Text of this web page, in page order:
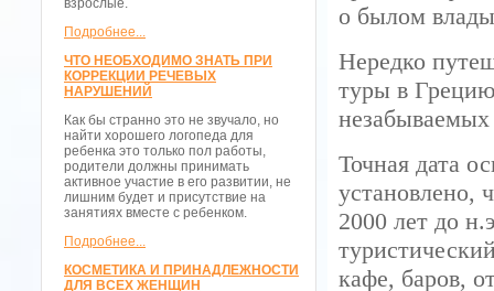
взрослые.
Подробнее...
ЧТО НЕОБХОДИМО ЗНАТЬ ПРИ
КОРРЕКЦИИ РЕЧЕВЫХ
НАРУШЕНИЙ
Как бы странно это не звучало, но
найти хорошего логопеда для
ребенка это только пол работы,
родители должны принимать
активное участие в его развитии, не
лишним будет и присутствие на
занятиях вместе с ребенком.
Подробнее...
КОСМЕТИКА И ПРИНАДЛЕЖНОСТИ
ДЛЯ ВСЕХ ЖЕНЩИН
о былом
Нередко
туры в
Точная дата
установлено,
2000 лет до
кафе, баров,